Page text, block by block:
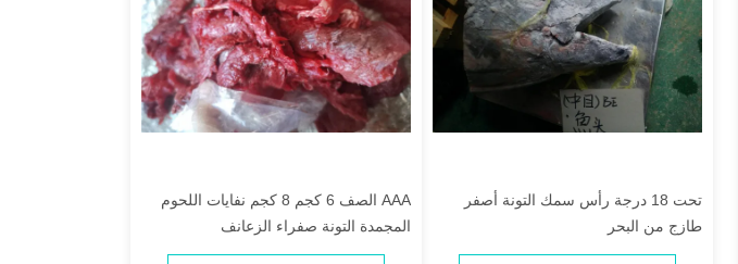
تحت 18 درجة رأس سمك التونة أصفر
طازج من البحر
AAA الصف 6 كجم 8 كجم نفايات اللحوم
المجمدة التونة صفراء الزعانف